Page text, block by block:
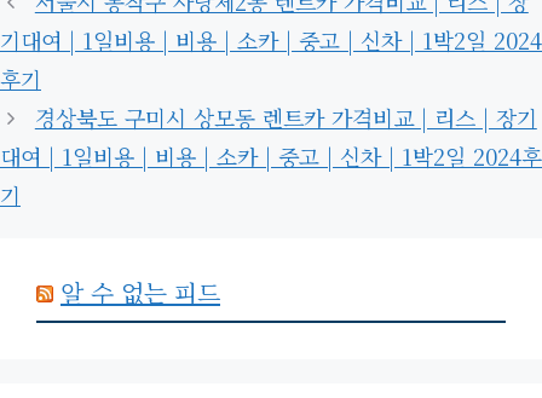
기대여 | 1일비용 | 비용 | 소카 | 중고 | 신차 | 1박2일 2024
후기
경상북도 구미시 상모동 렌트카 가격비교 | 리스 | 장기
대여 | 1일비용 | 비용 | 소카 | 중고 | 신차 | 1박2일 2024후
기
알 수 없는 피드